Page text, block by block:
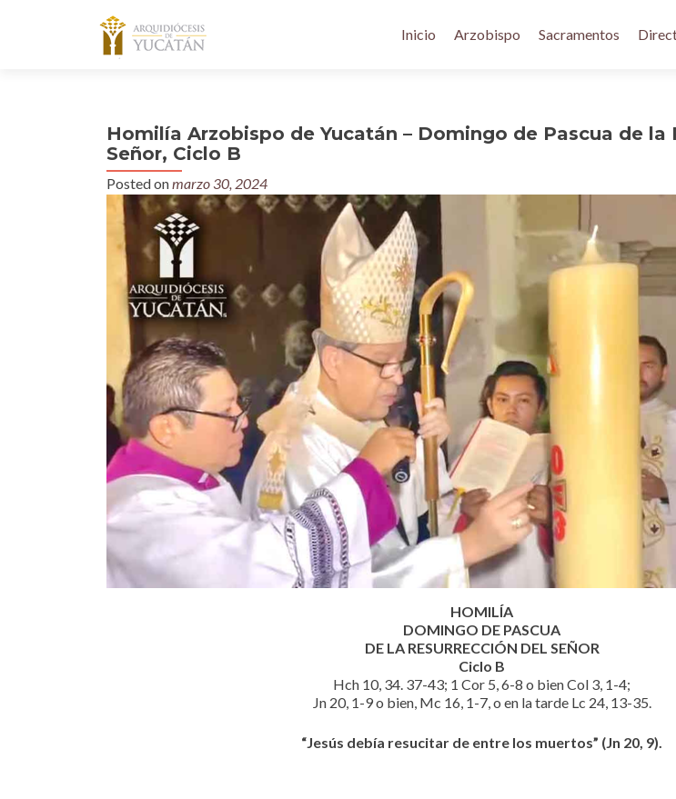
Inicio Arzobispo Sacramentos
Homilía Arzobispo de Yucatán – Domingo de Pascua de la
Señor, Ciclo B
Posted onmarzo 30, 2024
HOMILÍA
DOMINGO DE PASCUA
DE LA RESURRECCIÓN DEL SEÑOR
Ciclo B
Hch 10, 34. 37-43; 1 Cor 5, 6-8 o bien Col 3, 1-4;
Jn 20, 1-9 o bien, Mc 16, 1-7, o en la tarde Lc 24, 13-35.
“Jesús debía resucitar de entre los muertos” (Jn 20, 9).